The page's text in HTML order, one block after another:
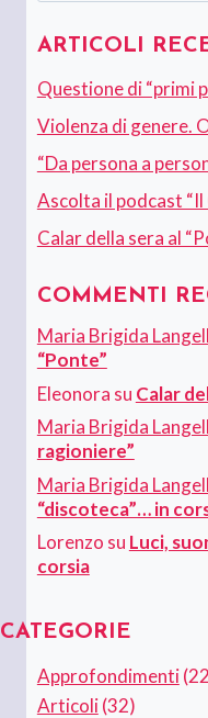
ARTICOLI
Questione di “primi
Violenza di genere.
“Da persona a
Ascolta il podcast
Calar della sera al
COMMENTI
Maria Brigida
“Ponte”
Eleonora su Calar
Maria Brigida
ragioniere”
Maria Brigida
“discoteca”… in
Lorenzo su Luci,
corsia
CATEGORIE
Approfondimenti
Articoli(32)